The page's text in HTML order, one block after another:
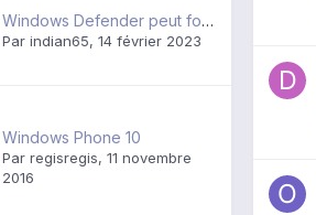
Windows Defender peut fonctionner sous Win 7 de nos jours ?
Par indian65, 14 février 2023
Windows Phone 10
Par regisregis, 11 novembre
2016